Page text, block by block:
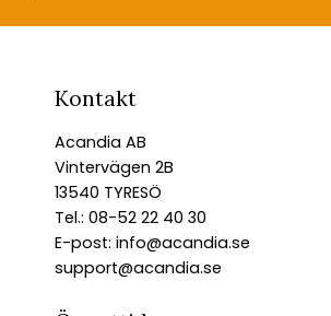
Kontakt
Acandia AB
Vintervägen 2B
13540 TYRESÖ
Tel.: 08-52 22 40 30
E-post: info@acandia.se
support@acandia.se